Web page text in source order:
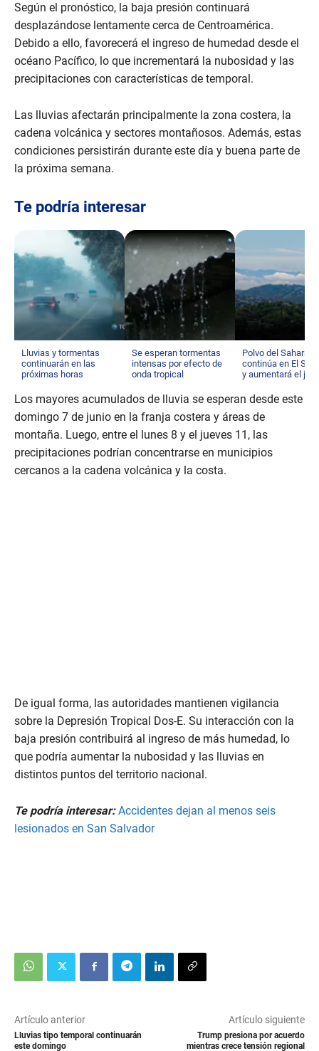
Según el pronóstico, la baja presión continuará
desplazándose lentamente cerca de Centroamérica.
Debido a ello, favorecerá el ingreso de humedad desde el
océano Pacífico, lo que incrementará la nubosidad y las
precipitaciones con características de temporal.
Las lluvias afectarán principalmente la zona costera, la
cadena volcánica y sectores montañosos. Además, estas
condiciones persistirán durante este día y buena parte de
la próxima semana.
Te podría interesar
Lluvias y tormentas
continuarán en las
próximas horas
Se esperan tormentas
intensas por efecto de
onda tropical
Polvo del Sahara
continúa en El
y aumentará el
Los mayores acumulados de lluvia se esperan desde este
domingo 7 de junio en la franja costera y áreas de
montaña. Luego, entre el lunes 8 y el jueves 11, las
precipitaciones podrían concentrarse en municipios
cercanos a la cadena volcánica y la costa.
De igual forma, las autoridades mantienen vigilancia
sobre la Depresión Tropical Dos-E. Su interacción con la
baja presión contribuirá al ingreso de más humedad, lo
que podría aumentar la nubosidad y las lluvias en
distintos puntos del territorio nacional.
Te podría interesar: Accidentes dejan al menos seis
lesionados en San Salvador
Artículo anterior
Lluvias tipo temporal continuarán
este domingo
Artículo siguiente
Trump presiona por acuerdo
mientras crece tensión regional